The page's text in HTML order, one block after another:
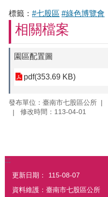
標籤： #七股區 #綠色博覽會
相關檔案
園區配置圖
pdf(353.69 KB)
發布單位：臺南市七股區公所
修改時間：113-04-01
:::
更新日期：
115-08-07
資料維護：臺南市七股區公所